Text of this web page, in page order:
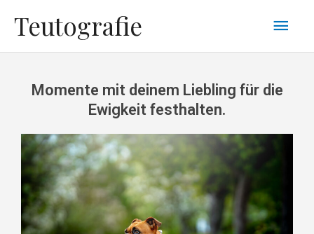
Inhalt
springen
Teutografie
Momente mit deinem Liebling für die
Ewigkeit festhalten.